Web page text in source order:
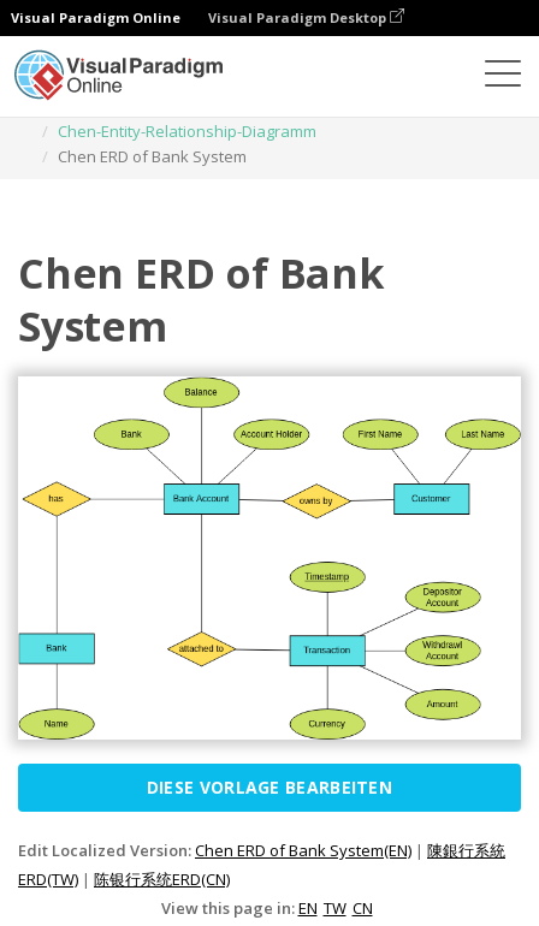
Visual Paradigm Online Visual Paradigm Desktop
Chen-Entity-Relationship-Diagramm
Chen ERD of Bank System
Chen ERD of Bank
System
DIESE VORLAGE BEARBEITEN
Edit Localized Version:Chen ERD of Bank System(EN) | 陳銀行系統
ERD(TW) | 陈银行系统ERD(CN)
View this page in:EN TW CN